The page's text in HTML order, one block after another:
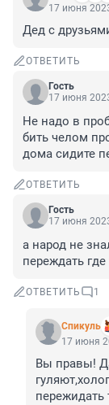
17 июня
Дед с
ОТВЕТИТЬ
Гость
17 июня
Не надо в
бить челом
дома сидите
ОТВЕТИТЬ
Гость
17 июня
а народ не
переждать
ОТВЕТИТЬ 1
Спикуль
17 июня
Вы правы!
пережидать